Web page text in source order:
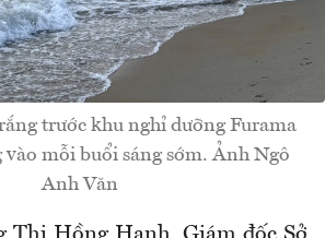
trước khu nghỉ dưỡng Furama
mỗi buổi sáng sớm. Ảnh Ngô
Anh Văn